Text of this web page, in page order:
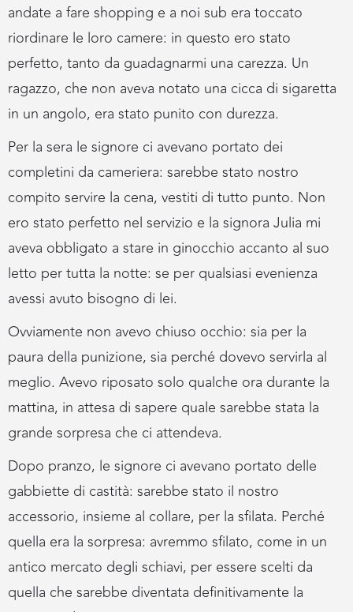
andate a fare shopping e a noi sub era toccato
riordinare le loro camere: in questo ero stato
perfetto, tanto da guadagnarmi una carezza. Un
ragazzo, che non aveva notato una cicca di sigaretta
in un angolo, era stato punito con durezza.
Per la sera le signore ci avevano portato dei
completini da cameriera: sarebbe stato nostro
compito servire la cena, vestiti di tutto punto. Non
ero stato perfetto nel servizio e la signora Julia mi
aveva obbligato a stare in ginocchio accanto al suo
letto per tutta la notte: se per qualsiasi evenienza
avessi avuto bisogno di lei.
Ovviamente non avevo chiuso occhio: sia per la
paura della punizione, sia perché dovevo servirla al
meglio. Avevo riposato solo qualche ora durante la
mattina, in attesa di sapere quale sarebbe stata la
grande sorpresa che ci attendeva.
Dopo pranzo, le signore ci avevano portato delle
gabbiette di castità: sarebbe stato il nostro
accessorio, insieme al collare, per la sfilata. Perché
quella era la sorpresa: avremmo sfilato, come in un
antico mercato degli schiavi, per essere scelti da
quella che sarebbe diventata definitivamente la